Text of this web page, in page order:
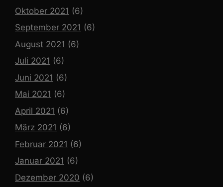
Oktober 2021 (6)
September 2021 (6)
August 2021 (6)
Juli 2021 (6)
Juni 2021 (6)
Mai 2021 (6)
April 2021 (6)
März 2021 (6)
Februar 2021 (6)
Januar 2021 (6)
Dezember 2020 (6)